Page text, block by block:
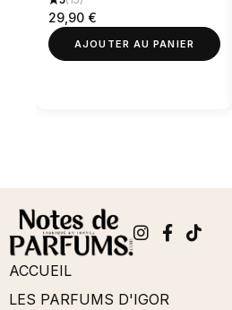
respire cette philosophie
sélection de parfums.
Du parfum délicat d’une seule rose
pour mission de rechercher les
qualité, naturels et durables, qui
parfum unique de Karamat Collection.
29,90 €
AJOUTER AU PANIER
ACCUEIL
LES PARFUMS D'IGOR